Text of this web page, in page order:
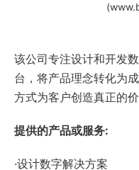
该公司专注设计和开发
台，将产品理念转化为
方式为客户创造真正的价
提供的产品或服务:
·设计数字解决方案